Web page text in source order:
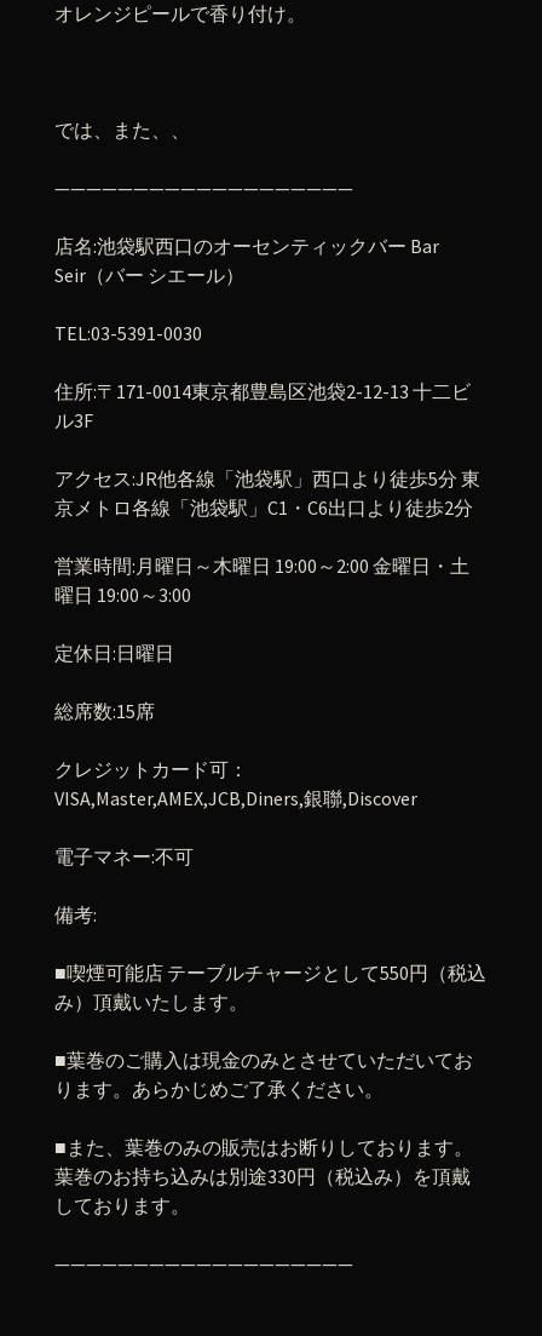
オレンジピールで香り付け。
では、また、、
———————————————————
店名:池袋駅西口のオーセンティックバー Bar
Seir （バー シエール）
TEL:03-5391-0030
住所:〒 171-0014東京都豊島区池袋2-12-13 十二ビ
ル3F
アクセス:JR他各線「池袋駅」西口より徒歩5分 東
京メトロ各線「池袋駅」 C1 ・ C6出口より徒歩2分
営業時間:月曜日～木曜日 19:00 ～ 2:00 金曜日・土
曜日 19:00 ～3:00
定休日:日曜日
総席数:15席
クレジットカード可：
VISA,Master,AMEX,JCB,Diners,銀聯,Discover
電子マネー:不可
備考:
■喫煙可能店 テーブルチャージとして550円（税込
み）頂戴いたします。
■葉巻のご購入は現金のみとさせていただいてお
ります。あらかじめご了承ください。
■ また、葉巻のみの販売はお断りしております。
葉巻のお持ち込みは別途330円（税込み）を頂戴
しております。
———————————————————